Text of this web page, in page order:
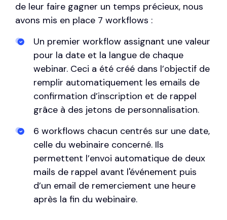
de leur faire gagner un temps précieux, nous
avons mis en place 7 workflows :
Un premier workflow assignant une valeur
pour la date et la langue de chaque
webinar. Ceci a été créé dans l’objectif de
remplir automatiquement les emails de
confirmation d’inscription et de rappel
grâce à des jetons de personnalisation.
6 workflows chacun centrés sur une date,
celle du webinaire concerné. Ils
permettent l’envoi automatique de deux
mails de rappel avant l'événement puis
d’un email de remerciement une heure
après la fin du webinaire.